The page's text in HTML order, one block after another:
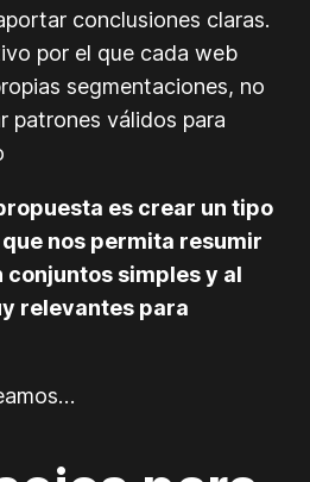
conclusiones claras.
por el que cada web
segmentaciones, no
patrones válidos para
es crear un tipo
nos permita resumir
conjuntos simples y al
relevantes para